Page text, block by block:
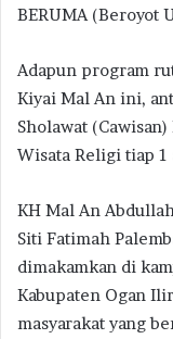
BERUMA (Beroyot
Adapun program
Kiyai Mal An ini,
Sholawat
Wisata Religi tiap 1
KH Mal An
Siti Fatimah
dimakamkan di
Kabupaten Ogan
masyarakat yang